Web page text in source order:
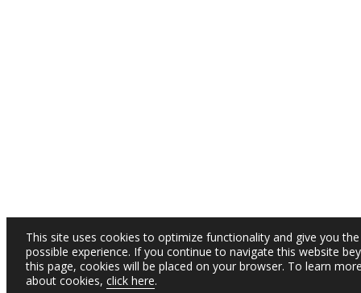
This site uses cookies to optimize functionality and give you
possible experience. If you continue to navigate this website
this page, cookies will be placed on your browser. To learn
about cookies, click here.